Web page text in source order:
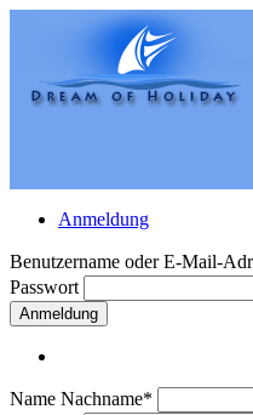
Anmeldung
Benutzername oder E-Mail-
Passwort
Anmeldung
Name Nachname*